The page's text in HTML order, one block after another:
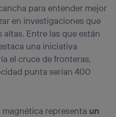
para entender mejor
en investigaciones que
Entre las que están
una iniciativa
el cruce de fronteras,
punta serían 400
representa un